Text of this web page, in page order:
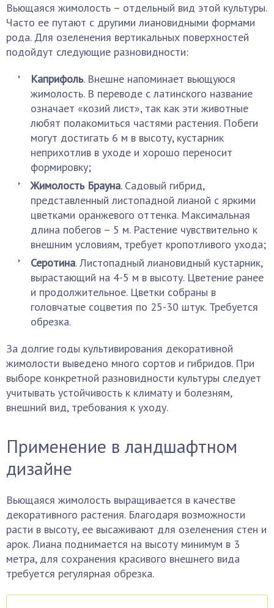
Вьющаяся жимолость – отдельный вид этой культуры.
Часто ее путают с другими лиановидными формами
рода. Для озеленения вертикальных поверхностей
подойдут следующие разновидности:
Каприфоль. Внешне напоминает вьющуюся
жимолость. В переводе с латинского название
означает «козий лист», так как эти животные
любят полакомиться частями растения. Побеги
могут достигать 6 м в высоту, кустарник
неприхотлив в уходе и хорошо переносит
формировку;
Жимолость Брауна. Садовый гибрид,
представленный листопадной лианой с яркими
цветками оранжевого оттенка. Максимальная
длина побегов – 5 м. Растение чувствительно к
внешним условиям, требует кропотливого ухода;
Серотина. Листопадный лиановидный кустарник,
вырастающий на 4-5 м в высоту. Цветение ранее
и продолжительное. Цветки собраны в
головчатые соцветия по 25-30 штук. Требуется
обрезка.
За долгие годы культивирования декоративной
жимолости выведено много сортов и гибридов. При
выборе конкретной разновидности культуры следует
учитывать устойчивость к климату и болезням,
внешний вид, требования к уходу.
Применение в ландшафтном
дизайне
Вьющаяся жимолость выращивается в качестве
декоративного растения. Благодаря возможности
расти в высоту, ее высаживают для озеленения стен и
арок. Лиана поднимается на высоту минимум в 3
метра, для сохранения красивого внешнего вида
требуется регулярная обрезка.